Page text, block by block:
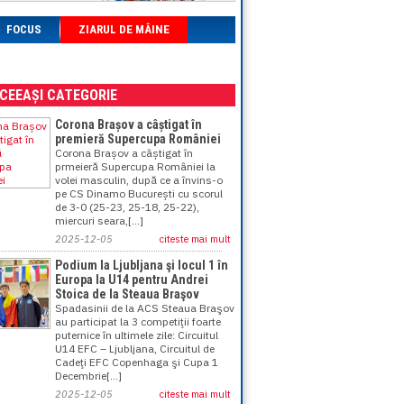
FOCUS ZIARUL DE MÂINE
CATEGORIE
Corona Brașov a câștigat în
premieră Supercupa României
Corona Brașov a câștigat în
prmeieră Supercupa României la
volei masculin, după ce a învins-o
pe CS Dinamo București cu scorul
de 3-0 (25-23, 25-18, 25-22),
miercuri seara,[...]
2025-12-05 citeste mai mult
Podium la Ljubljana şi locul 1 în
Europa la U14 pentru Andrei
Stoica de la Steaua Braşov
Spadasinii de la ACS Steaua Braşov
au participat la 3 competiţii foarte
puternice în ultimele zile: Circuitul
U14 EFC – Ljubljana, Circuitul de
Cadeţi EFC Copenhaga şi Cupa 1
Decembrie[...]
2025-12-05 citeste mai mult